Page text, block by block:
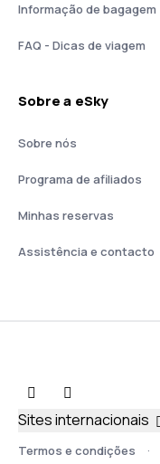
Informação de bagagem
FAQ - Dicas de viagem
Sobre a eSky
Sobre nós
Programa de afiliados
Minhas reservas
Assistência e contacto
Termos e condições
Sites internacionais